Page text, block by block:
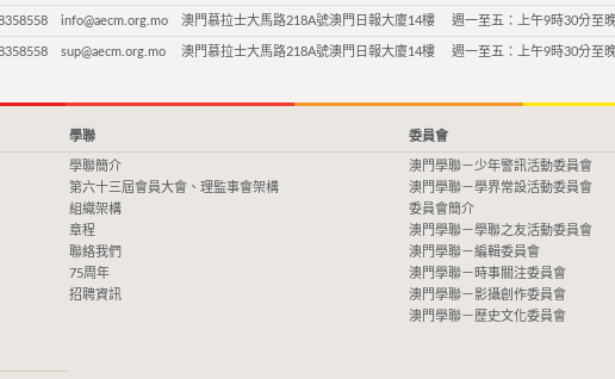
info@aecm.org.mo 澳門慕拉士大馬路218A號澳門日報大廈14樓 週一至五：上午9時30分至
sup@aecm.org.mo 澳門慕拉士大馬路218A號澳門日報大廈14樓 週一至五：上午9時30分至
學聯
學聯簡介
第六十三屆會員大會、理監事會架構
組織架構
章程
聯絡我們
75周年
招聘資訊
委員會
澳門學聯－少年警訊活動委員會
澳門學聯－學界常設活動委員會
委員會簡介
澳門學聯－學聯之友活動委員會
澳門學聯－編輯委員會
澳門學聯－時事關注委員會
澳門學聯－影攝創作委員會
澳門學聯－歷史文化委員會